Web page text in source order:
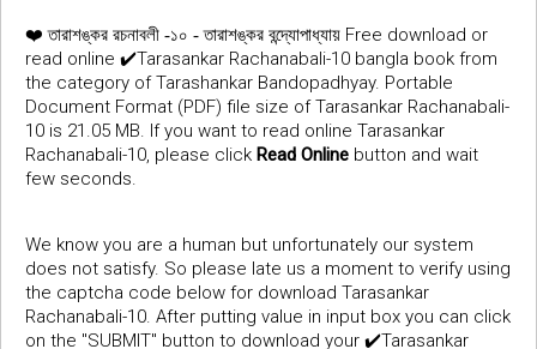
❤️তারাশঙ্কর রচনাবলী -১০ - তারাশঙ্কর বন্দ্যোপাধ্যায় Free download or
read online ✔️Tarasankar Rachanabali-10 bangla book from
the category of Tarashankar Bandopadhyay. Portable
Document Format (PDF) file size of Tarasankar Rachanabali-
10 is 21.05 MB. If you want to read online Tarasankar
Rachanabali-10, please click Read Online button and wait
few seconds.
We know you are a human but unfortunately our system
does not satisfy. So please late us a moment to verify using
the captcha code below for download Tarasankar
Rachanabali-10. After putting value in input box you can click
on the "SUBMIT" button to download your ✔️Tarasankar